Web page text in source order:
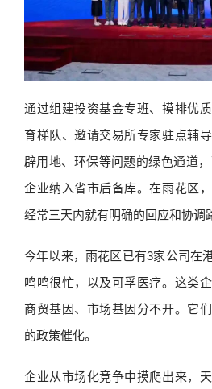
通过组建投资基金专班、摸排优
育梯队、邀请交易所专家驻点辅
辟用地、环保等问题的绿色通道
企业纳入省市后备库。在雨花区
经常三天内就有明确的回应和协调
今年以来，雨花区已有3家公司在
鸣鸣很忙，以及可孚医疗。这类
商贸基因、市场基因分不开。它
的政策催化。
企业从市场化竞争中摸爬出来，